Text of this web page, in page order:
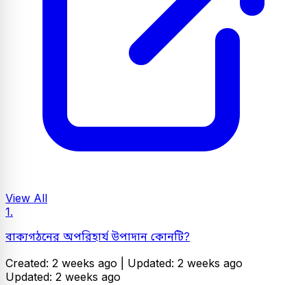
View All
1.
বাক্যগঠনের অপরিহার্য উপাদান কোনটি?
Created: 2 weeks ago | Updated: 2 weeks ago
Updated: 2 weeks ago